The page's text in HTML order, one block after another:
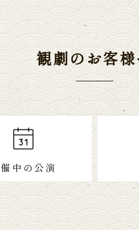
観劇のお客様
中の公演